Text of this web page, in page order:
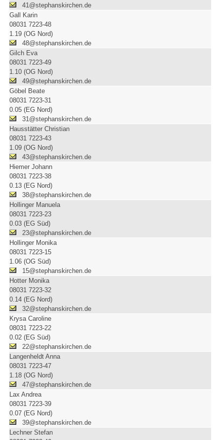
41@stephanskirchen.de
Gall Karin
08031 7223-48
1.19 (OG Nord)
48@stephanskirchen.de
Gilch Eva
08031 7223-49
1.10 (OG Nord)
49@stephanskirchen.de
Göbel Beate
08031 7223-31
0.05 (EG Nord)
31@stephanskirchen.de
Hausstätter Christian
08031 7223-43
1.09 (OG Nord)
43@stephanskirchen.de
Hiemer Johann
08031 7223-38
0.13 (EG Nord)
38@stephanskirchen.de
Hollinger Manuela
08031 7223-23
0.03 (EG Süd)
23@stephanskirchen.de
Hollinger Monika
08031 7223-15
1.06 (OG Süd)
15@stephanskirchen.de
Hotter Monika
08031 7223-32
0.14 (EG Nord)
32@stephanskirchen.de
Krysa Caroline
08031 7223-22
0.02 (EG Süd)
22@stephanskirchen.de
Langenheldt Anna
08031 7223-47
1.18 (OG Nord)
47@stephanskirchen.de
Lax Andrea
08031 7223-39
0.07 (EG Nord)
39@stephanskirchen.de
Lechner Stefan